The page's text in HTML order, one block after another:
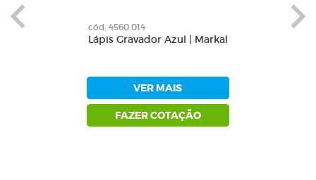
cód: 4560.014
Lápis Gravador Azul | Markal
VER MAIS
FAZER COTAÇÃO